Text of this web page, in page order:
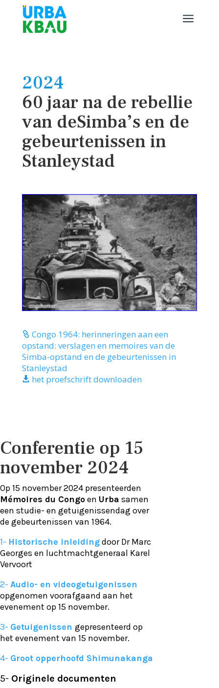
a
2024
60 jaar na de rebellie
van deSimba’s en de
gebeurtenissen in
Stanleystad
 Congo 1964: herinneringen aan een
opstand: verslagen en memoires van de
Simba-opstand en de gebeurtenissen in
Stanleystad
 het proefschrift downloaden
Conferentie op 15
november 2024
Op 15 november 2024presenteerden
Mémoires du Congoen Urba samen
een studie- en getuigenissendag over
de gebeurtenissen van 1964.
1- Historische inleidingdoor Dr Marc
Georges en luchtmachtgeneraal Karel
Vervoort
2- Audio- en videogetuigenissen
opgenomen voorafgaand aan het
evenement op 15 november.
3- Getuigenissen gepresenteerd op
het evenement van 15 november.
4- Groot opperhoofd Shimunakanga
5- Originele documenten